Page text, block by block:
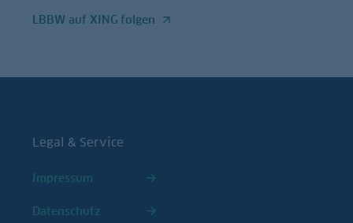
LBBW auf XING folgen
Legal & Service
Impressum
Datenschutz